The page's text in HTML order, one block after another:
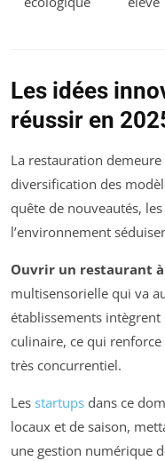
Les idées
réussir en
La restauration
diversification des
quête de nouveautés,
l’environnement
Ouvrir un restaurant
multisensorielle qui va
établissements
culinaire, ce qui
très concurrentiel.
Les startups dans ce
locaux et de saison,
une gestion numérique